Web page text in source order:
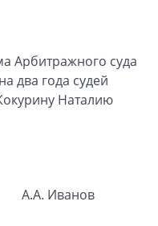
Арбитражного суда
два года судей
Наталию
А.А. Иванов